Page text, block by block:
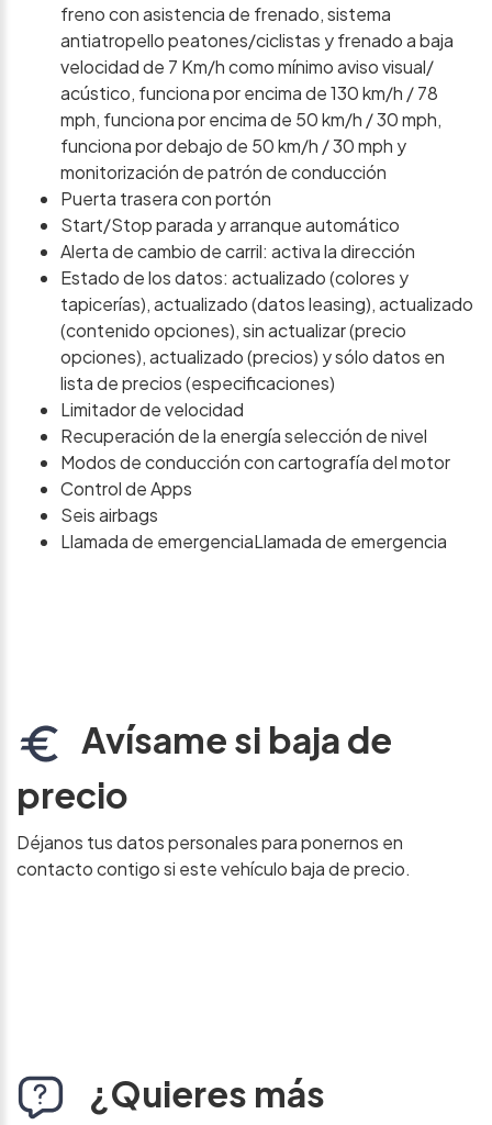
freno con asistencia de frenado, sistema
antiatropello peatones/ciclistas y frenado a baja
velocidad de 7 Km/h como mínimo aviso visual/
acústico, funciona por encima de 130 km/h / 78
mph, funciona por encima de 50 km/h / 30 mph,
funciona por debajo de 50 km/h / 30 mph y
monitorización de patrón de conducción
Puerta trasera con portón
Start/Stop parada y arranque automático
Alerta de cambio de carril: activa la dirección
Estado de los datos: actualizado (colores y
tapicerías), actualizado (datos leasing), actualizado
(contenido opciones), sin actualizar (precio
opciones), actualizado (precios) y sólo datos en
lista de precios (especificaciones)
Limitador de velocidad
Recuperación de la energía selección de nivel
Modos de conducción con cartografía del motor
Control de Apps
Seis airbags
Llamada de emergenciaLlamada de emergencia
Avísame si baja de
precio
Déjanos tus datos personales para ponernos en
contacto contigo si este vehículo baja de precio.
¿Quieres más